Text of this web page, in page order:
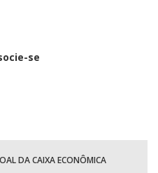
se
DA CAIXA ECONÔMICA